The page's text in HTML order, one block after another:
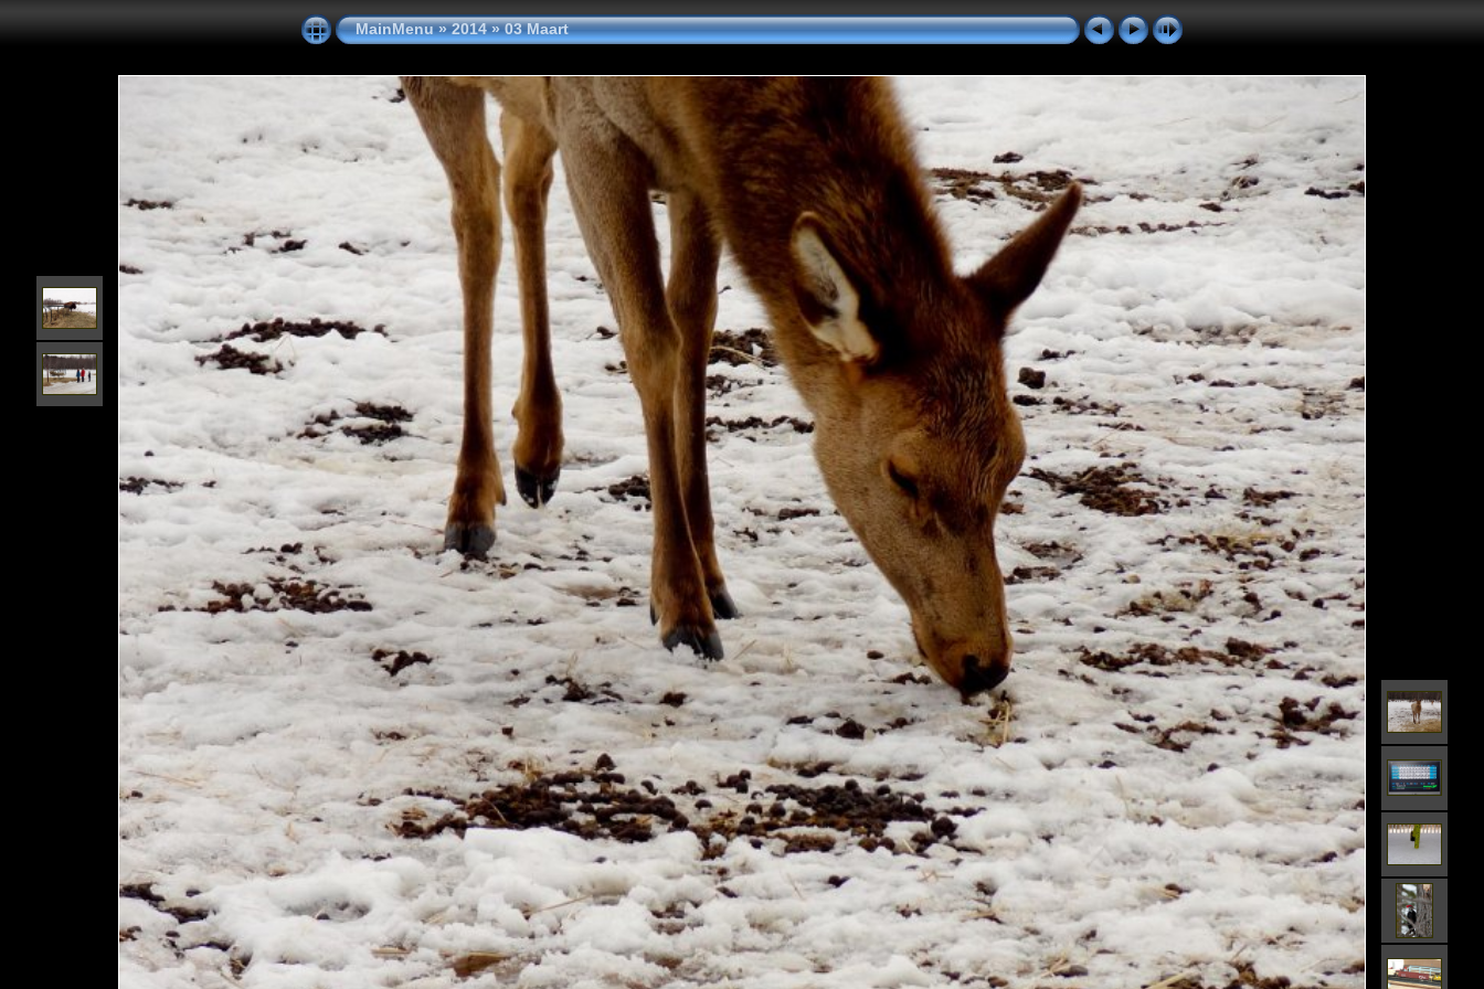
MainMenu»2014»03 Maart